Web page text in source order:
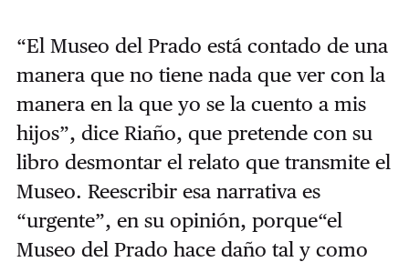
“El Museo del Prado está contado de una
manera que no tiene nada que ver con la
manera en la que yo se la cuento a mis
hijos”, dice Riaño, quepretende con su
libro desmontar el relato que transmite el
Museo. Reescribir esa narrativa es
“urgente”, en su opinión, porque“el
Museo del Prado hace daño tal y como